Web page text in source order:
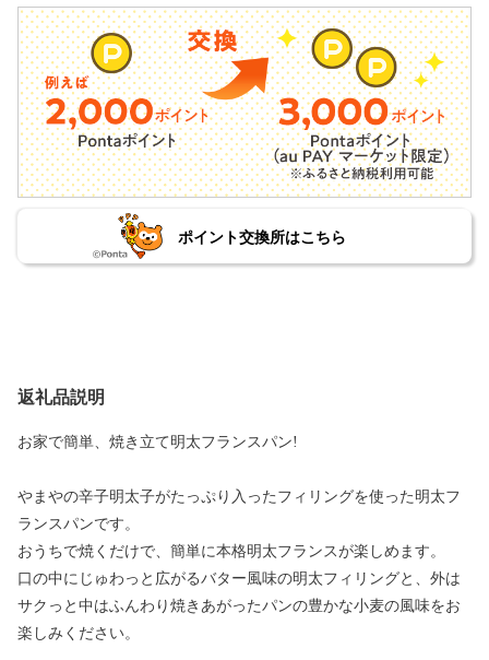
ポイント交換所はこちら
返礼品説明
お家で簡単、焼き立て明太フランスパン!
やまやの辛子明太子がたっぷり入ったフィリングを使った明太フ
ランスパンです。
おうちで焼くだけで、簡単に本格明太フランスが楽しめます。
口の中にじゅわっと広がるバター風味の明太フィリングと、外は
サクっと中はふんわり焼きあがったパンの豊かな小麦の風味をお
楽しみください。